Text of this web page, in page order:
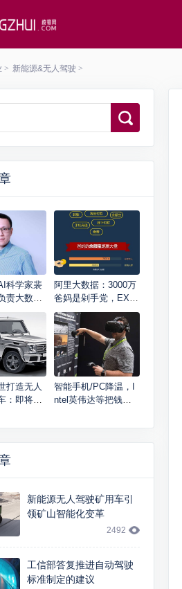
> 新能源&无人驾驶 >
科学家裴
责大数据
研发部
阿里大数据：3000万
爸妈是剁手党，EXO
是第二喜欢的音乐人
打造无人
：即将开
智能手机/PC降温，I
ntel英伟达等把钱砸
新能源无人驾驶矿用车引
领矿山智能化变革
2492
工信部答复推进自动驾驶
标准制定的建议